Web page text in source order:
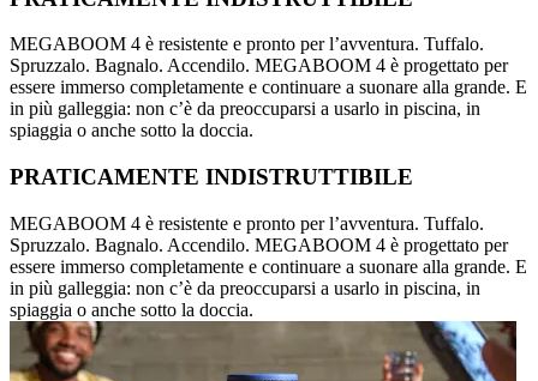
MEGABOOM 4 è resistente e pronto per l’avventura. Tuffalo.
Spruzzalo. Bagnalo. Accendilo. MEGABOOM 4 è progettato per
essere immerso completamente e continuare a suonare alla grande. E
in più galleggia: non c’è da preoccuparsi a usarlo in piscina, in
spiaggia o anche sotto la doccia.
PRATICAMENTE INDISTRUTTIBILE
MEGABOOM 4 è resistente e pronto per l’avventura. Tuffalo.
Spruzzalo. Bagnalo. Accendilo. MEGABOOM 4 è progettato per
essere immerso completamente e continuare a suonare alla grande. E
in più galleggia: non c’è da preoccuparsi a usarlo in piscina, in
spiaggia o anche sotto la doccia.